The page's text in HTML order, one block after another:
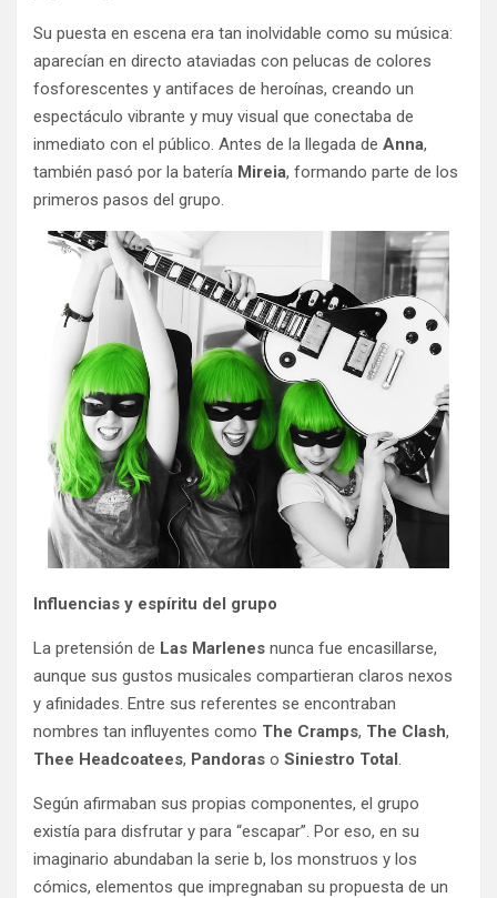
Su puesta en escena era tan inolvidable como su música:
aparecían en directo ataviadas con pelucas de colores
fosforescentes y antifaces de heroínas, creando un
espectáculo vibrante y muy visual que conectaba de
inmediato con el público. Antes de la llegada de Anna,
también pasó por la batería Mireia, formando parte de los
primeros pasos del grupo.
Influencias y espíritu del grupo
La pretensión de Las Marlenes nunca fue encasillarse,
aunque sus gustos musicales compartieran claros nexos
y afinidades. Entre sus referentes se encontraban
nombres tan influyentes como The Cramps, The Clash,
Thee Headcoatees, Pandoras o Siniestro Total.
Según afirmaban sus propias componentes, el grupo
existía para disfrutar y para “escapar”. Por eso, en su
imaginario abundaban la serie b, los monstruos y los
cómics, elementos que impregnaban su propuesta de un